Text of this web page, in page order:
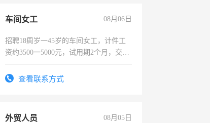
车间女工 08月06日
招聘18周岁一45岁的车间女工，计件工
资约3500一5000元，试用期2个月，交五
查看联系方式
外贸人员 08月05日